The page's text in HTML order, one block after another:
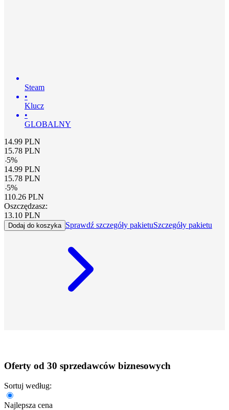
Steam
•
Klucz
•
GLOBALNY
14.99 PLN
15.78 PLN
-5%
14.99 PLN
15.78 PLN
-5%
110.26 PLN
Oszczędzasz:
13.10 PLN
Dodaj do koszyka Sprawdź szczegóły pakietuSzczegóły pakietu
Oferty od 30 sprzedawców biznesowych
Sortuj według:
Najlepsza cena